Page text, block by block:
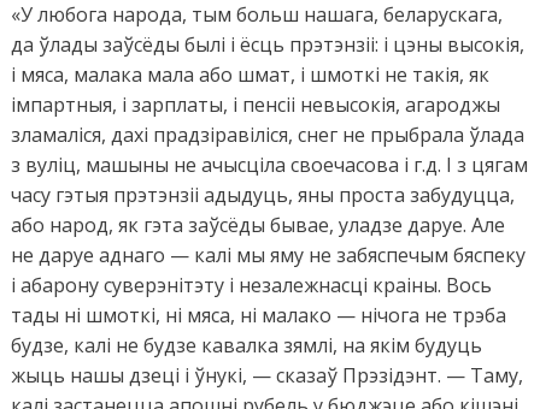
«У любога народа, тым больш нашага, беларускага,
да ўлады заўсёды былі і ёсць прэтэнзіі: і цэны высокія,
і мяса, малака мала або шмат, і шмоткі не такія, як
імпартныя, і зарплаты, і пенсіі невысокія, агароджы
зламаліся, дахі прадзіравіліся, снег не прыбрала ўлада
з вуліц, машыны не ачысціла своечасова і г.д. І з цягам
часу гэтыя прэтэнзіі адыдуць, яны проста забудуцца,
або народ, як гэта заўсёды бывае, уладзе даруе. Але
не даруе аднаго — калі мы яму не забяспечым бяспеку
і абарону суверэнітэту і незалежнасці краіны. Вось
тады ні шмоткі, ні мяса, ні малако — нічога не трэба
будзе, калі не будзе кавалка зямлі, на якім будуць
жыць нашы дзеці і ўнукі, — сказаў Прэзідэнт. — Таму,